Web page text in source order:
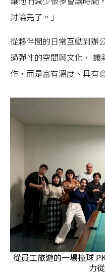
討論完了。」
從夥伴間的日常互動到辦
過彈性的空間與文化，
作，而是富有溫度、具有
從員工旅遊的一場撞球
力